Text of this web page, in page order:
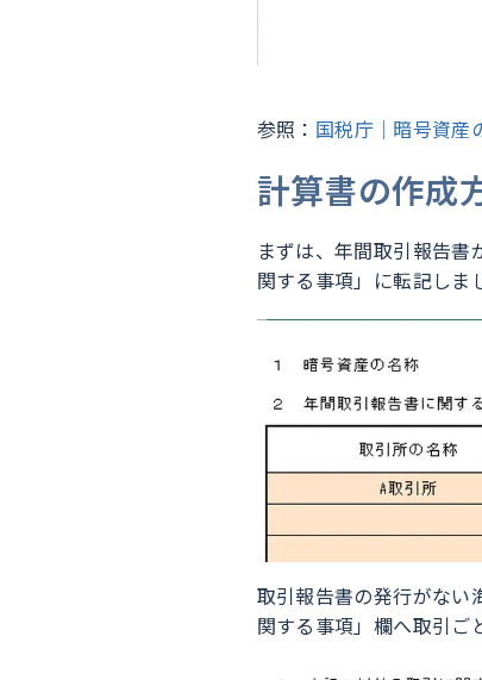
参照： 国税庁｜暗号資産
計算書の作成
まずは、年間取引報告
関する事項」に転記しま
取引報告書の発行がない
関する事項」欄へ取引ご